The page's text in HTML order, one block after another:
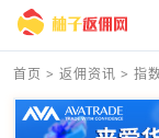
首页 > 返佣资讯 > 指